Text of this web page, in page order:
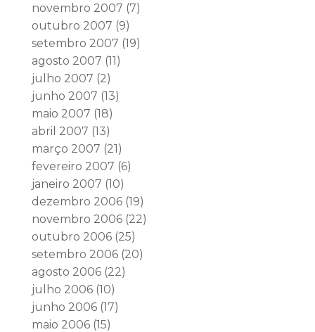
novembro 2007 (7)
outubro 2007 (9)
setembro 2007 (19)
agosto 2007 (11)
julho 2007 (2)
junho 2007 (13)
maio 2007 (18)
abril 2007 (13)
março 2007 (21)
fevereiro 2007 (6)
janeiro 2007 (10)
dezembro 2006(19)
novembro 2006(22)
outubro 2006(25)
setembro 2006(20)
agosto 2006(22)
julho 2006(10)
junho 2006(17)
maio 2006(15)